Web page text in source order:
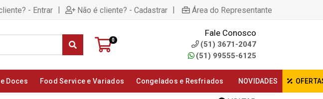
- Entrar | Não é cliente? - Cadastrar | Área do Representante
0
Fale Conosco
(51) 3671-2047
(51) 99555-6125
Doces Food Service e Variados Congelados e Resfriados NOVIDADES